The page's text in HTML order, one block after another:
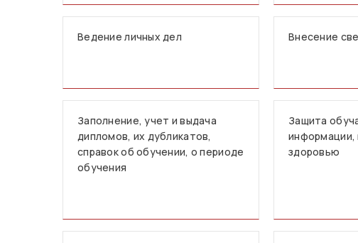
Ведение личных дел Внесение
Заполнение, учет и выдача
дипломов, их дубликатов,
справок об обучении, о периоде
обучения
Защита
информации,
здоровью